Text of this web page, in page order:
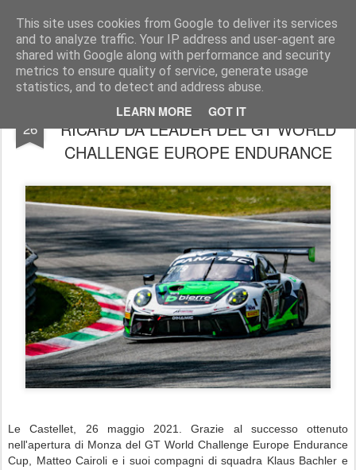
This site uses cookies from Google to deliver its services
and to analyze traffic. Your IP address and user-agent are
shared with Google along with performance and security
metrics to ensure quality of service, generate usage
statistics, and to detect and address abuse.
LEARN MORE GOT IT
AutoMotoCorse. Motorsport Random News 280912
26
MATTEO CAIROLI APPRODA AL PAUL
RICARD DA LEADER DEL GT WORLD
CHALLENGE EUROPE ENDURANCE
Le Castellet, 26 maggio 2021. Grazie al successo ottenuto
nell'apertura di Monza del GT World Challenge Europe Endurance
Cup, Matteo Cairoli e i suoi compagni di squadra Klaus Bachler e